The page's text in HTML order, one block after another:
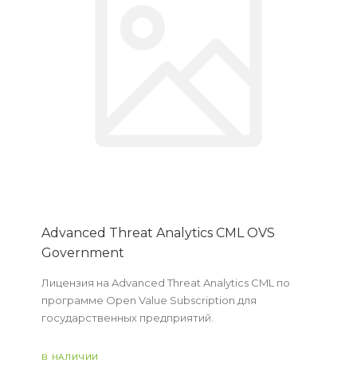
Advanced Threat Analytics CML OVS
Government
Лицензия на Advanced Threat Analytics CML по
программе Open Value Subscription для
государственных предприятий.
В НАЛИЧИИ